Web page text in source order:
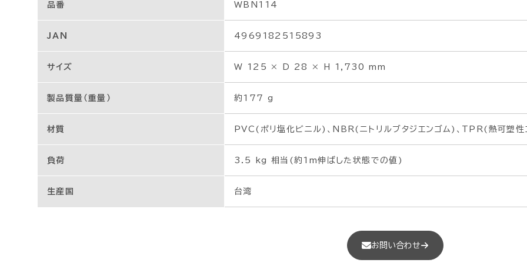
品番 WBN114
JAN 4969182515893
サイズ W 125 × D 28 × H 1,730 mm
製品質量（重量） 約177 g
材質 PVC(ポリ塩化ビニル)、NBR(ニトリルブタジエンゴム)、TPR(熱可塑
負荷 3.5 kg 相当(約1m伸ばした状態での値)
生産国 台湾
お問い合わせ